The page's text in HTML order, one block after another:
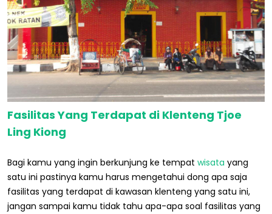
Fasilitas Yang Terdapat di Klenteng Tjoe
Ling Kiong
Bagi kamu yang ingin berkunjung ke tempat wisata yang
satu ini pastinya kamu harus mengetahui dong apa saja
fasilitas yang terdapat di kawasan klenteng yang satu ini,
jangan sampai kamu tidak tahu apa-apa soal fasilitas yang